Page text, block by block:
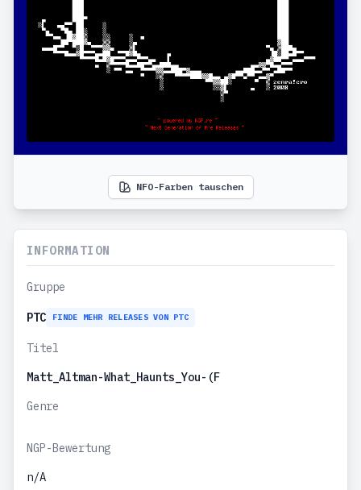
NFO-Farben tauschen
INFORMATION
Gruppe
PTC FINDE MEHR RELEASES VON PTC
Titel
Matt_Altman-What_Haunts_You-(F
Genre
NGP-Bewertung
n/A